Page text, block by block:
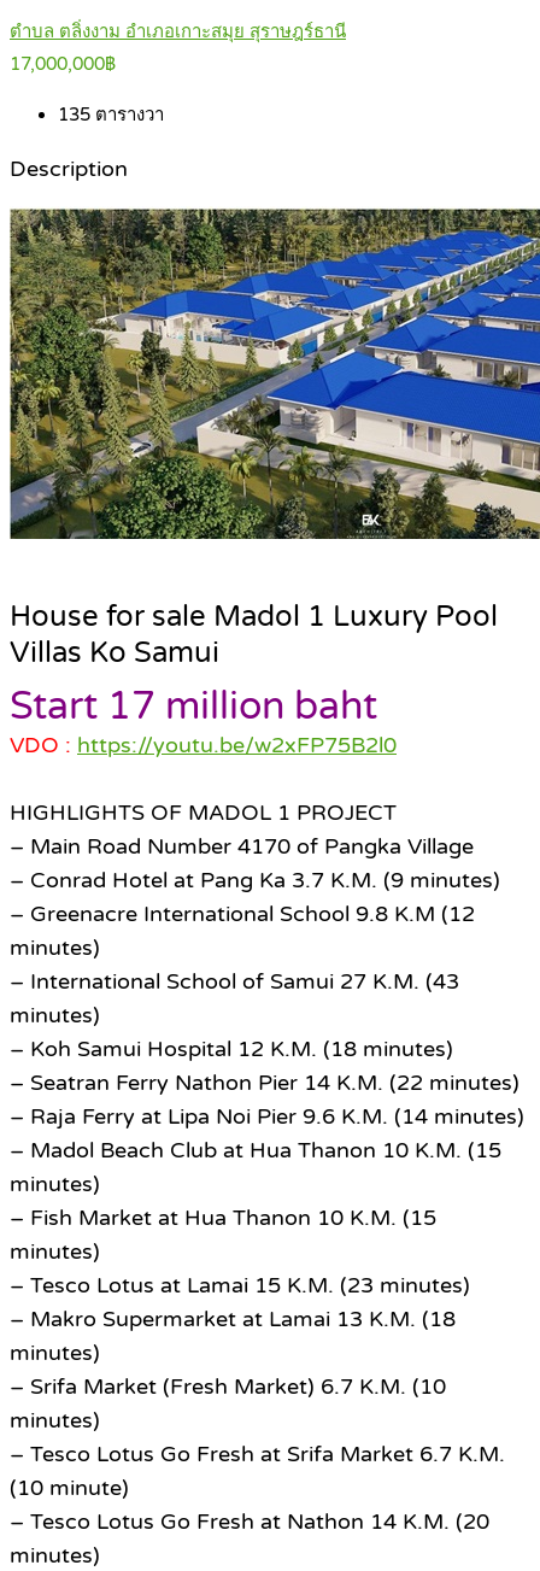
ตำบล ตลิ่งงาม อำเภอเกาะสมุย สุราษฎร์ธานี
17,000,000฿
135 ตารางวา
Description
House for sale Madol 1 Luxury Pool
Villas Ko Samui
Start 17 million baht
VDO : https://youtu.be/w2xFP75B2l0
HIGHLIGHTS OF MADOL 1 PROJECT
– Main Road Number 4170 of Pangka Village
– Conrad Hotel at Pang Ka 3.7 K.M. (9 minutes)
– Greenacre International School 9.8 K.M (12
minutes)
– International School of Samui 27 K.M. (43
minutes)
– Koh Samui Hospital 12 K.M. (18 minutes)
– Seatran Ferry Nathon Pier 14 K.M. (22 minutes)
– Raja Ferry at Lipa Noi Pier 9.6 K.M. (14 minutes)
– Madol Beach Club at Hua Thanon 10 K.M. (15
minutes)
– Fish Market at Hua Thanon 10 K.M. (15
minutes)
– Tesco Lotus at Lamai 15 K.M. (23 minutes)
– Makro Supermarket at Lamai 13 K.M. (18
minutes)
– Srifa Market (Fresh Market) 6.7 K.M. (10
minutes)
– Tesco Lotus Go Fresh at Srifa Market 6.7 K.M.
(10 minute)
– Tesco Lotus Go Fresh at Nathon 14 K.M. (20
minutes)